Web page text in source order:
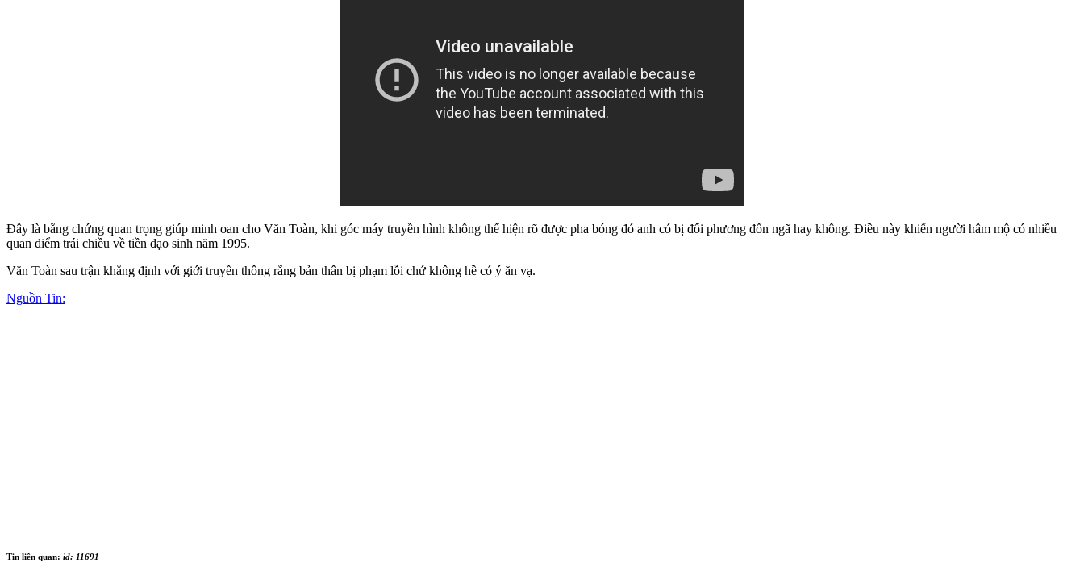
Đây là bằng chứng quan trọng giúp minh oan cho Văn Toàn, khi góc máy truyền hình không thể hiện rõ được pha bóng đó anh có bị đối phương đốn ngã hay không. Điều này khiến người hâm mộ có nhiều
quan điểm trái chiều về tiền đạo sinh năm 1995.
Văn Toàn sau trận khẳng định với giới truyền thông rằng bản thân bị phạm lỗi chứ không hề có ý ăn vạ.
Nguồn Tin:
Tin liên quan: id: 11691